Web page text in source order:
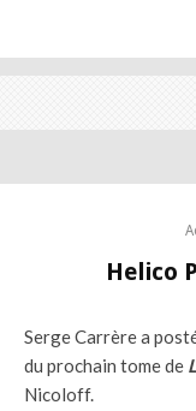
Helico
Serge Carrère a
du prochain tome de
Nicoloff.